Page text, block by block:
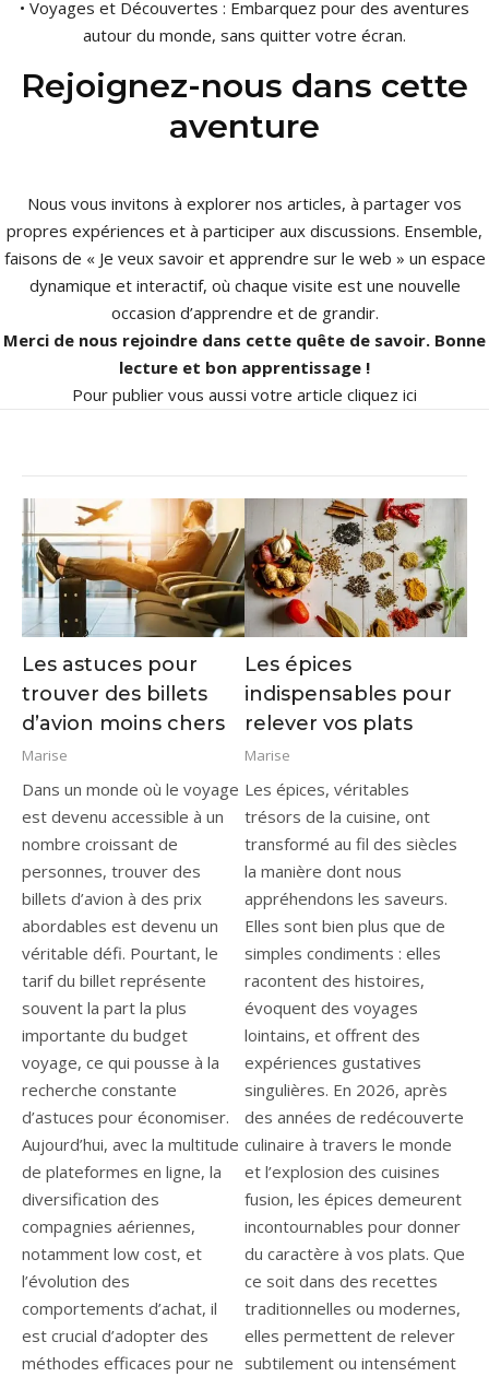
• Voyages et Découvertes : Embarquez pour des aventures
autour du monde, sans quitter votre écran.
Rejoignez-nous dans cette
aventure
Nous vous invitons à explorer nos articles, à partager vos
propres expériences et à participer aux discussions. Ensemble,
faisons de « Je veux savoir et apprendre sur le web » un espace
dynamique et interactif, où chaque visite est une nouvelle
occasion d’apprendre et de grandir.
Merci de nous rejoindre dans cette quête de savoir. Bonne
lecture et bon apprentissage !
Pour publier vous aussi votre article cliquez ici
Les astuces pour
trouver des billets
d’avion moins chers
Marise
Dans un monde où le voyage
est devenu accessible à un
nombre croissant de
personnes, trouver des
billets d’avion à des prix
abordables est devenu un
véritable défi. Pourtant, le
tarif du billet représente
souvent la part la plus
importante du budget
voyage, ce qui pousse à la
recherche constante
d’astuces pour économiser.
Aujourd’hui, avec la multitude
de plateformes en ligne, la
diversification des
compagnies aériennes,
notamment low cost, et
l’évolution des
comportements d’achat, il
est crucial d’adopter des
méthodes efficaces pour ne
Les épices
indispensables pour
relever vos plats
Marise
Les épices, véritables
trésors de la cuisine, ont
transformé au fil des siècles
la manière dont nous
appréhendons les saveurs.
Elles sont bien plus que de
simples condiments : elles
racontent des histoires,
évoquent des voyages
lointains, et offrent des
expériences gustatives
singulières. En 2026, après
des années de redécouverte
culinaire à travers le monde
et l’explosion des cuisines
fusion, les épices demeurent
incontournables pour donner
du caractère à vos plats. Que
ce soit dans des recettes
traditionnelles ou modernes,
elles permettent de relever
subtilement ou intensément